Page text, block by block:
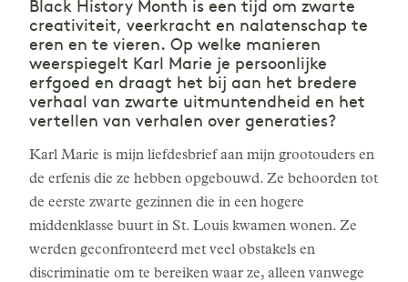
Black History Month is een tijd om zwarte
creativiteit, veerkracht en nalatenschap te
eren en te vieren. Op welke manieren
weerspiegelt Karl Marie je persoonlijke
erfgoed en draagt het bij aan het bredere
verhaal van zwarte uitmuntendheid en het
vertellen van verhalen over generaties?
Karl Marie is mijn liefdesbrief aan mijn grootouders en
de erfenis die ze hebben opgebouwd. Ze behoorden tot
de eerste zwarte gezinnen die in een hogere
middenklasse buurt in St. Louis kwamen wonen. Ze
werden geconfronteerd met veel obstakels en
discriminatie om te bereiken waar ze, alleen vanwege